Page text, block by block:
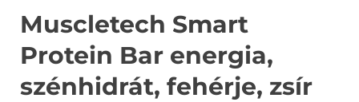
Muscletech Smart
Protein Bar energia,
szénhidrát, fehérje, zsír